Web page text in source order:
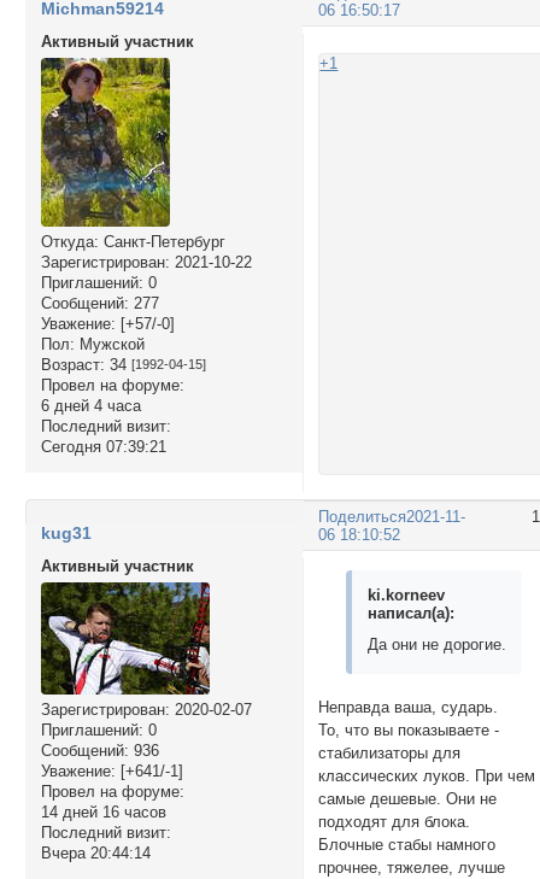
06 16:50:17
Michman59214
Активный участник
Откуда: Санкт-Петербург
Зарегистрирован: 2021-10-22
Приглашений: 0
Сообщений: 277
Уважение: [+57/-0]
Пол: Мужской
Возраст: 34 [1992-04-15]
Провел на форуме:
6 дней 4 часа
Последний визит:
Сегодня 07:39:21
+1
Поделиться2021-11-
06 18:10:52
kug31
Активный участник
Зарегистрирован: 2020-02-07
Приглашений: 0
Сообщений: 936
Уважение: [+641/-1]
Провел на форуме:
14 дней 16 часов
Последний визит:
Вчера 20:44:14
ki.korneev
написал(а):
Да они не дорогие.
Неправда ваша, сударь.
То, что вы показываете -
стабилизаторы для
классических луков. При чем
самые дешевые. Они не
подходят для блока.
Блочные стабы намного
прочнее, тяжелее, лучше